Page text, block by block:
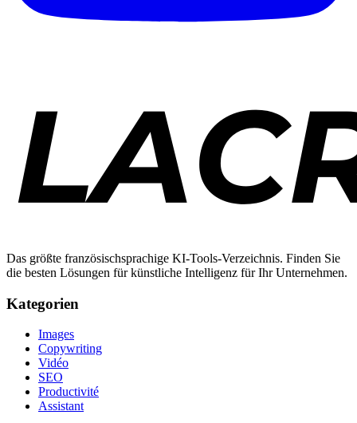
Das größte französischsprachige KI-Tools-Verzeichnis. Finden Sie
die besten Lösungen für künstliche Intelligenz für Ihr Unternehmen.
Kategorien
Images
Copywriting
Vidéo
SEO
Productivité
Assistant